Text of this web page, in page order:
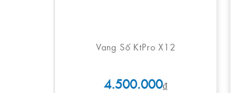
Vang Số KtPro X12
4.500.000₫